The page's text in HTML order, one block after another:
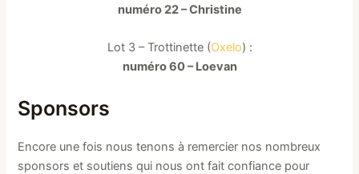
numéro 22 – Christine
Lot 3 – Trottinette (Oxelo) :
numéro 60 – Loevan
Sponsors
Encore une fois nous tenons à remercier nos nombreux
sponsors et soutiens qui nous ont fait confiance pour